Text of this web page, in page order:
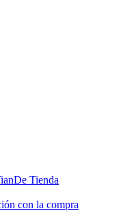
Tienda
con la compra